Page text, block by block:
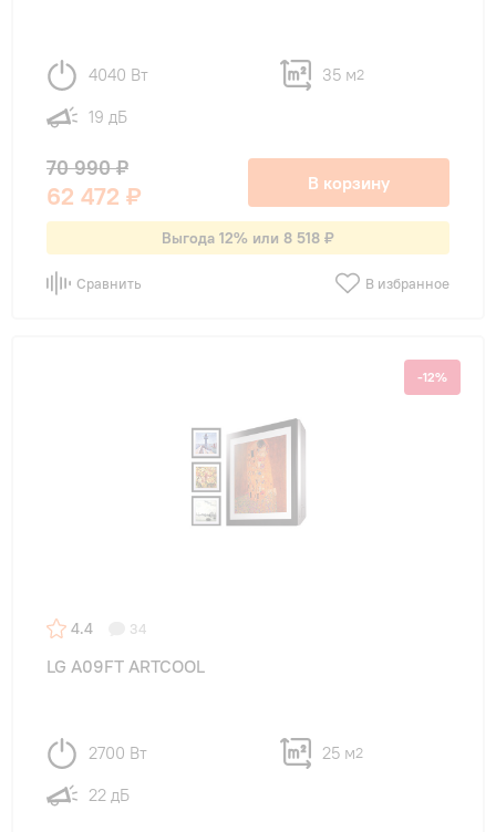
4040 Вт 35 м2
19 дБ
70 990 ₽
62 472 ₽ В корзину
Выгода 12% или 8 518 ₽
Сравнить В избранное
-12%
4.4 34
LG A09FT ARTCOOL
2700 Вт 25 м2
22 дБ